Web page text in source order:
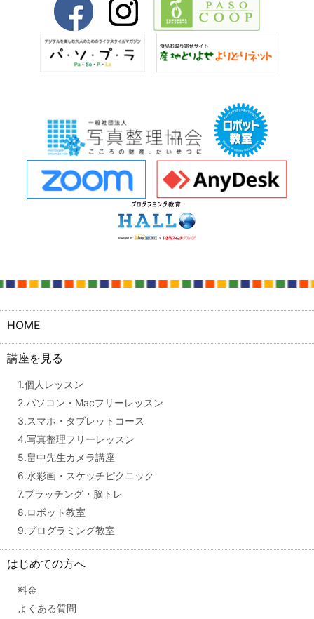
HOME
講座を見る
1.個人レッスン
2.パソコン・Macフリーレッスン
3.スマホ・タブレットコース
4.写真整理フリーレッスン
5.畠中先生カメラ講座
6.水彩画・スケッチピクニック
7.ブラッチング・脳トレ
8.ロボット教室
9.プログラミング教室
はじめての方へ
料金
よくある質問